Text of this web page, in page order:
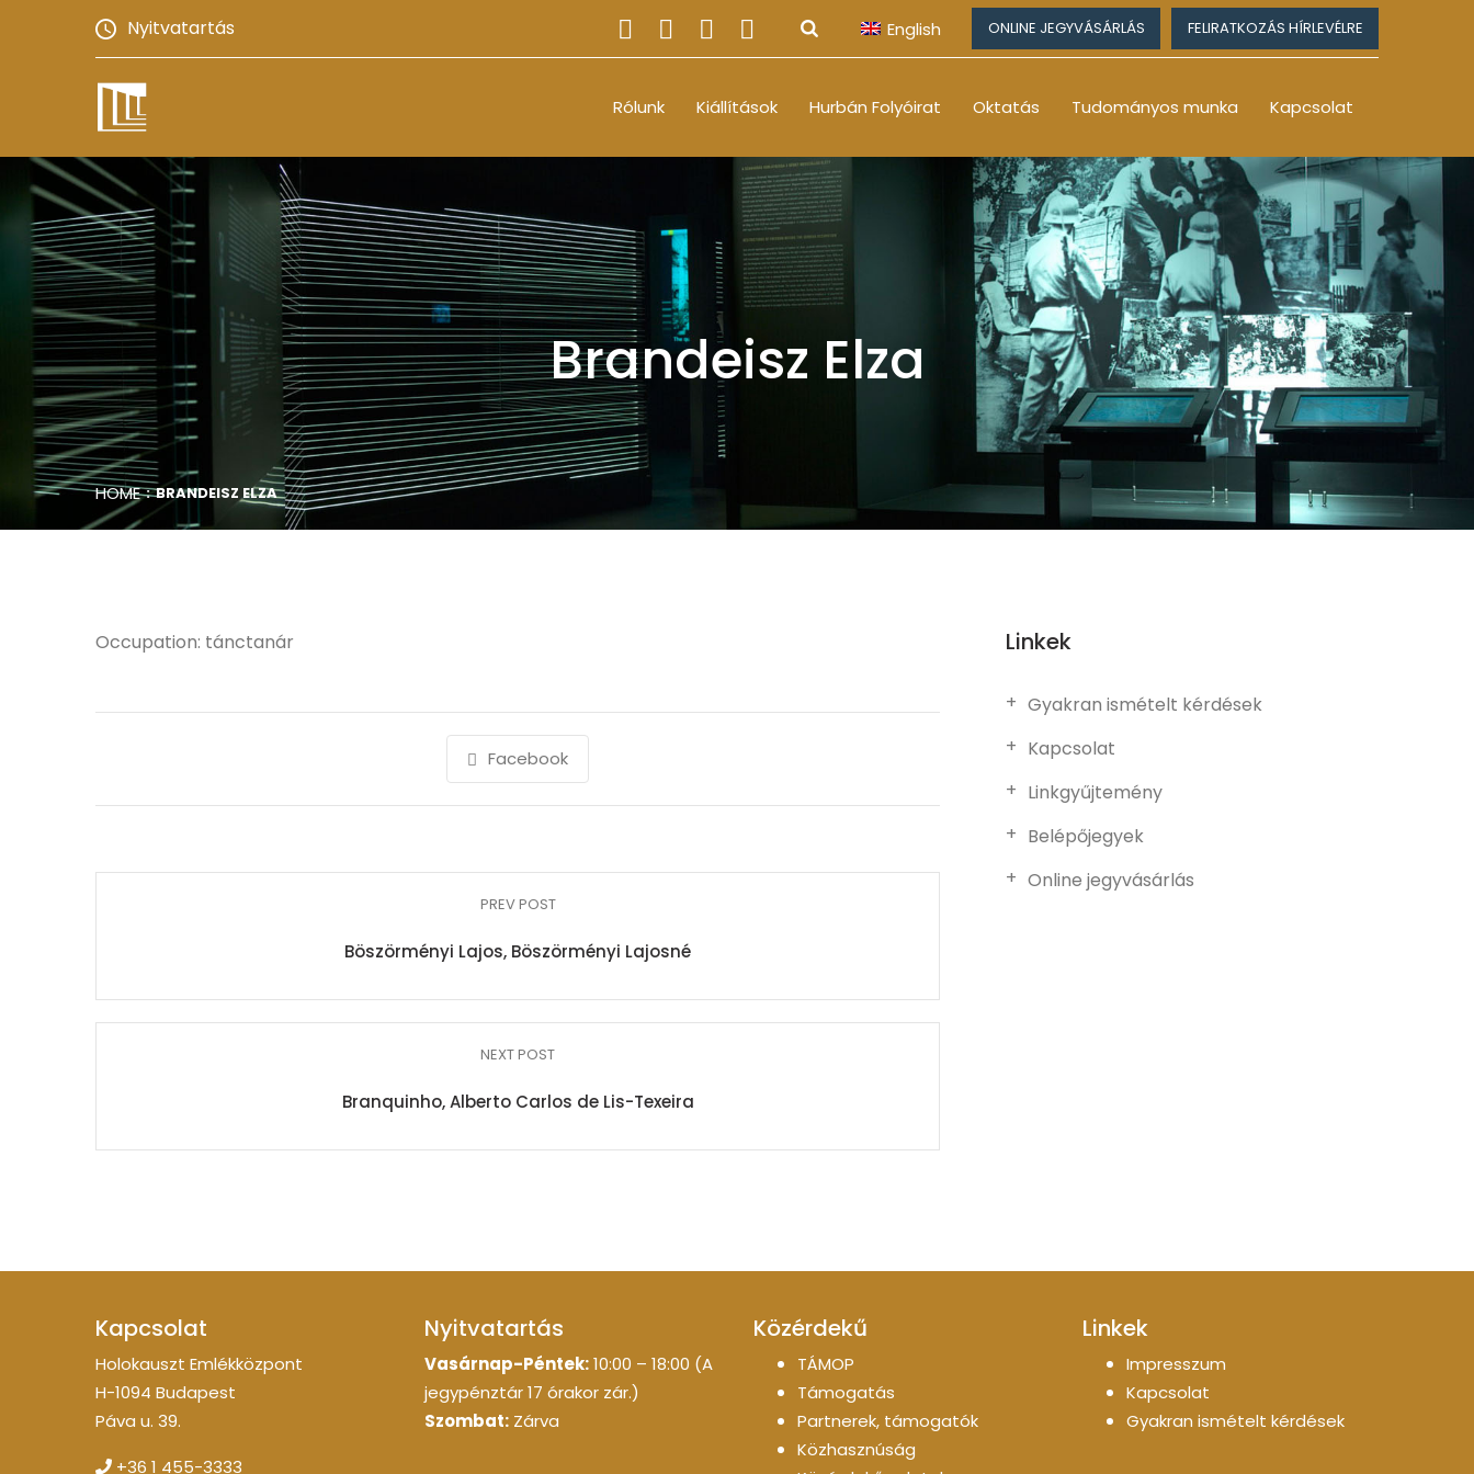
Nyitvatartás English ONLINE JEGYVÁSÁRLÁS FELIRATKOZÁS HÍRLEVÉLRE
Rólunk Kiállítások Hurbán Folyóirat Oktatás Tudományos munka Kapcsolat
Brandeisz Elza
HOME BRANDEISZ ELZA
Occupation: tánctanár
Facebook
PREV POST
Böszörményi Lajos, Böszörményi Lajosné
NEXT POST
Branquinho, Alberto Carlos de Lis-Texeira
Linkek
Gyakran ismételt kérdések
Kapcsolat
Linkgyűjtemény
Belépőjegyek
Online jegyvásárlás
Kapcsolat
Holokauszt Emlékközpont
H-1094 Budapest
Páva u. 39.
+36 1 455-3333
Nyitvatartás
Vasárnap-Péntek:10:00 – 18:00 (A
jegypénztár 17 órakor zár.)
Szombat: Zárva
Közérdekű
TÁMOP
Támogatás
Partnerek, támogatók
Közhasznúság
Linkek
Impresszum
Kapcsolat
Gyakran ismételt kérdések